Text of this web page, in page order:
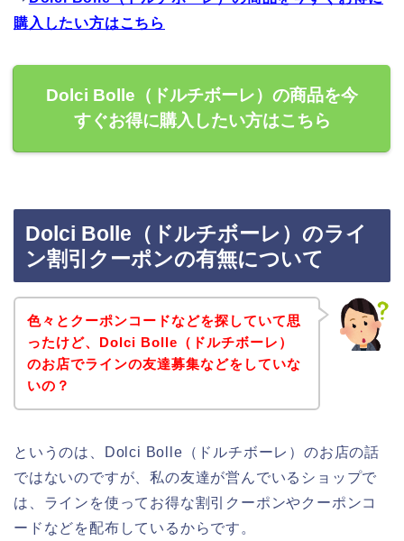
購入したい方はこちら
Dolci Bolle（ドルチボーレ）の商品を今
すぐお得に購入したい方はこちら
Dolci Bolle（ドルチボーレ）のライ
ン割引クーポンの有無について
色々とクーポンコードなどを探していて思
ったけど、Dolci Bolle（ドルチボーレ）
のお店でラインの友達募集などをしていな
いの？
というのは、Dolci Bolle（ドルチボーレ）のお店の話
ではないのですが、私の友達が営んでいるショップで
は、ラインを使ってお得な割引クーポンやクーポンコ
ードなどを配布しているからです。